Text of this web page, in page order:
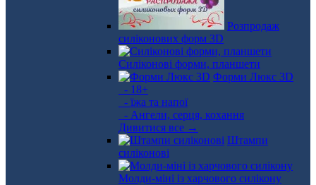
Розпродаж
силіконових форм 3D
Силіконові форми, планшети
Форми Люкс 3D
- 18+
- їжа та напої
- Ангели, серця, кохання
Дивитися все →
Штампи
силіконові
Молди-міні із харчового силікону